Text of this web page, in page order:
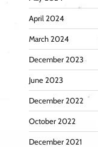
April 2024
March 2024
December 2023
June 2023
December 2022
October 2022
December 2021